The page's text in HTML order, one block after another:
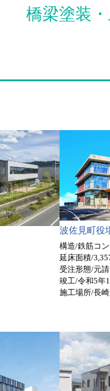
橋梁塗装・
波佐見町役
構造/鉄筋コ
延床面積/
受注形態/元請
竣工/令和5年
施工場所/長